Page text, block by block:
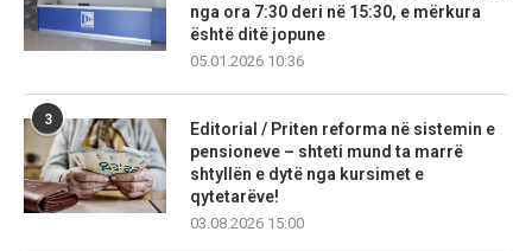
nga ora 7:30 deri në 15:30, e mërkura
është ditë jopune
05.01.2026 10:36
3
Editorial / Priten reforma në sistemin e
pensioneve – shteti mund ta marrë
shtyllën e dytë nga kursimet e
qytetarëve!
03.08.2026 15:00